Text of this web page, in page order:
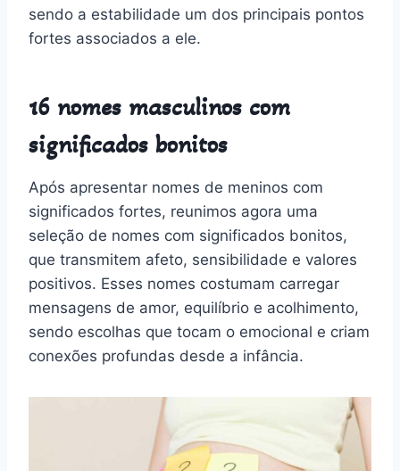
sendo a estabilidade um dos principais pontos
fortes associados a ele.
16 nomes masculinos com
significados bonitos
Após apresentar nomes de meninos com
significados fortes, reunimos agora uma
seleção de nomes com significados bonitos,
que transmitem afeto, sensibilidade e valores
positivos. Esses nomes costumam carregar
mensagens de amor, equilíbrio e acolhimento,
sendo escolhas que tocam o emocional e criam
conexões profundas desde a infância.